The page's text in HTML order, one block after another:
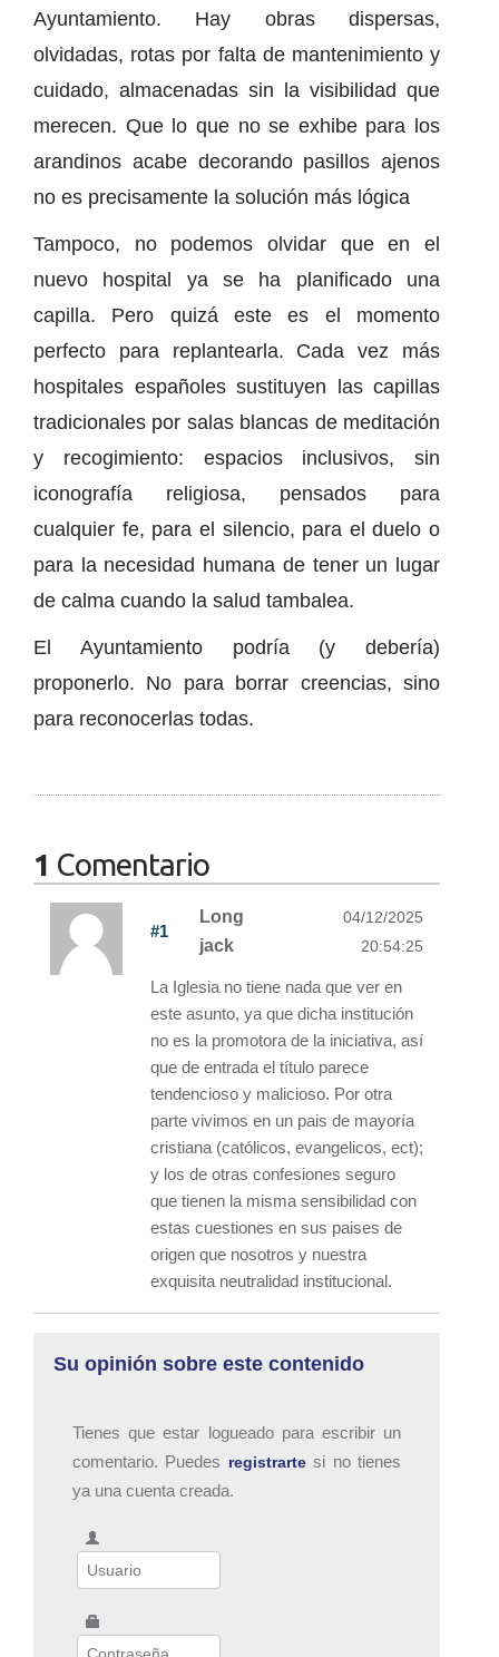
Ayuntamiento. Hay obras dispersas,
olvidadas, rotas por falta de mantenimiento y
cuidado, almacenadas sin la visibilidad que
merecen. Que lo que no se exhibe para los
arandinos acabe decorando pasillos ajenos
no es precisamente la solución más lógica
Tampoco, no podemos olvidar que en el
nuevo hospital ya se ha planificado una
capilla. Pero quizá este es el momento
perfecto para replantearla. Cada vez más
hospitales españoles sustituyen las capillas
tradicionales por salas blancas de meditación
y recogimiento: espacios inclusivos, sin
iconografía religiosa, pensados para
cualquier fe, para el silencio, para el duelo o
para la necesidad humana de tener un lugar
de calma cuando la salud tambalea.
El Ayuntamiento podría (y debería)
proponerlo. No para borrar creencias, sino
para reconocerlas todas.
1 Comentario
#1
Long
jack
04/12/2025
20:54:25
La Iglesia no tiene nada que ver en
este asunto, ya que dicha institución
no es la promotora de la iniciativa, así
que de entrada el título parece
tendencioso y malicioso. Por otra
parte vivimos en un pais de mayoría
cristiana (católicos, evangelicos, ect);
y los de otras confesiones seguro
que tienen la misma sensibilidad con
estas cuestiones en sus paises de
origen que nosotros y nuestra
exquisita neutralidad institucional.
Su opinión sobre este contenido
Tienes que estar logueado para escribir un
comentario. Puedes registrartesi no tienes
ya una cuenta creada.